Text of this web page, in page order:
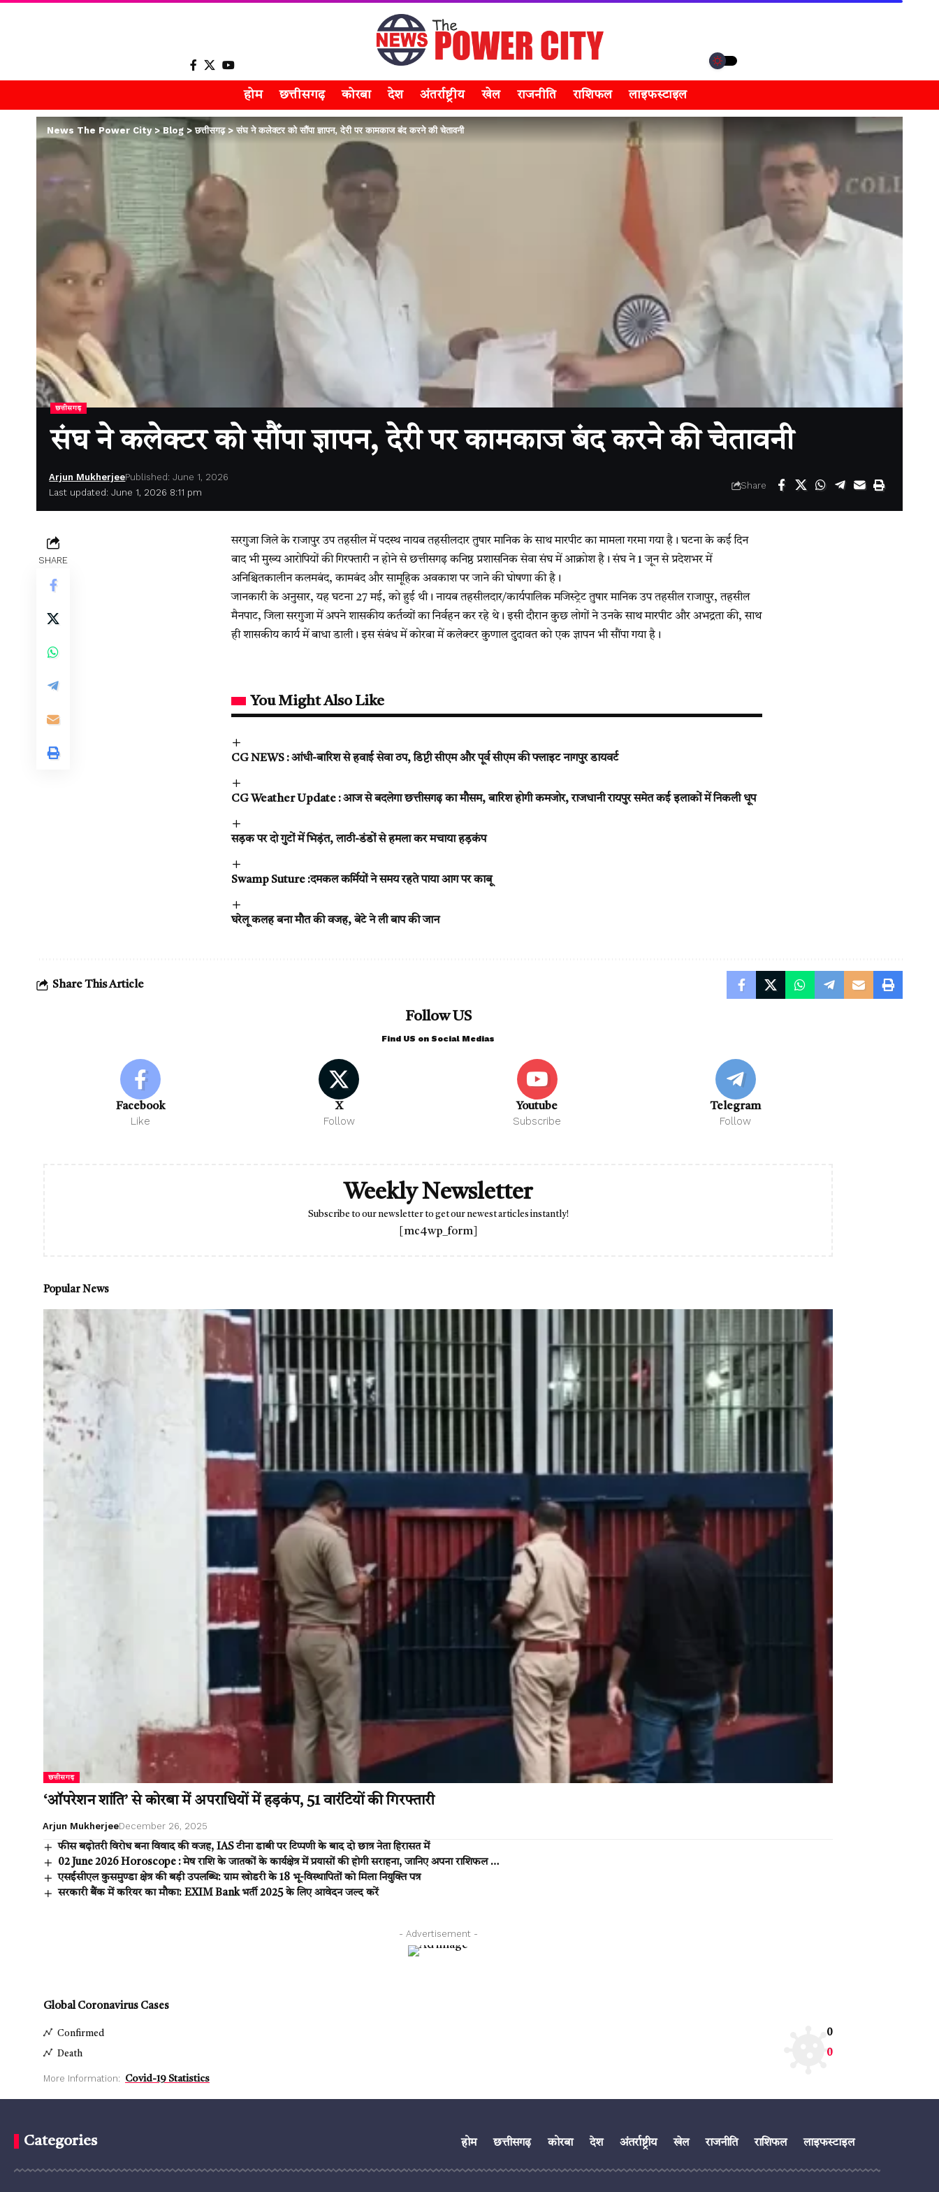
होम छत्तीसगढ़ कोरबा देश अंतर्राष्ट्रीय खेल राजनीति राशिफल लाइफस्टाइल
News The Power City>Blog >छत्तीसगढ़> संघ ने कलेक्टर को सौंपा ज्ञापन, देरी पर कामकाज बंद करने की चेतावनी
छत्तीसगढ़
संघ ने कलेक्टर को सौंपा ज्ञापन, देरी पर कामकाज बंद करने की चेतावनी
Last updated: June 1, 2026 8:11 pm
Arjun MukherjeePublished: June 1, 2026
Share
SHARE
सरगुजा जिले के राजापुर उप तहसील में पदस्थ नायब तहसीलदार तुषार मानिक के साथ मारपीट का मामला गरमा गया है। घटना के कई दिन
बाद भी मुख्य आरोपियों की गिरफ्तारी न होने से छत्तीसगढ़ कनिष्ठ प्रशासनिक सेवा संघ में आक्रोश है। संघ ने 1 जून से प्रदेशभर में
अनिश्चितकालीन कलमबंद, कामबंद और सामूहिक अवकाश पर जाने की घोषणा की है।
जानकारी के अनुसार, यह घटना 27 मई, को हुई थी। नायब तहसीलदार/कार्यपालिक मजिस्ट्रेट तुषार मानिक उप तहसील राजापुर, तहसील
मैनपाट, जिला सरगुजा में अपने शासकीय कर्तव्यों का निर्वहन कर रहे थे। इसी दौरान कुछ लोगों ने उनके साथ मारपीट और अभद्रता की, साथ
ही शासकीय कार्य में बाधा डाली। इस संबंध में कोरबा में कलेक्टर कुणाल दुदावत को एक ज्ञापन भी सौंपा गया है।
You Might Also Like
CG NEWS : आंधी-बारिश से हवाई सेवा ठप, डिप्टी सीएम और पूर्व सीएम की फ्लाइट नागपुर डायवर्ट
CG Weather Update : आज से बदलेगा छत्तीसगढ़ का मौसम, बारिश होगी कमजोर, राजधानी रायपुर समेत कई इलाकों में निकली धूप
सड़क पर दो गुटों में भिड़ंत, लाठी-डंडों से हमला कर मचाया हड़कंप
Swamp Suture :दमकल कर्मियों ने समय रहते पाया आग पर काबू
घरेलू कलह बना मौत की वजह, बेटे ने ली बाप की जान
Share This Article
Follow US
Find US on Social Medias
Facebook
Like
X
Follow
Youtube
Subscribe
Telegram
Follow
Weekly Newsletter
Subscribe to our newsletter to get our newest articles instantly!
[mc4wp_form]
Popular News
छत्तीसगढ़
‘ऑपरेशन शांति’ से कोरबा में अपराधियों में हड़कंप, 51 वारंटियों की गिरफ्तारी
Arjun MukherjeeDecember 26, 2025
फीस बढ़ोतरी विरोध बना विवाद की वजह, IAS टीना डाबी पर टिप्पणी के बाद दो छात्र नेता हिरासत में
02 June 2026 Horoscope : मेष राशि के जातकों के कार्यक्षेत्र में प्रयासों की होगी सराहना, जानिए अपना राशिफल …
एसईसीएल कुसमुण्डा क्षेत्र की बड़ी उपलब्धि: ग्राम खोडरी के 18 भू-विस्थापितों को मिला नियुक्ति पत्र
सरकारी बैंक में करियर का मौका: EXIM Bank भर्ती 2025 के लिए आवेदन जल्द करें
- Advertisement -
Global Coronavirus Cases
Confirmed 0
Death 0
More Information: Covid-19 Statistics
Categories होम छत्तीसगढ़ कोरबा देश अंतर्राष्ट्रीय खेल राजनीति राशिफल लाइफस्टाइल